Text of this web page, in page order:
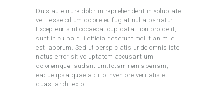
Duis aute irure dolor in reprehenderit in voluptate
velit esse cillum dolore eu fugiat nulla pariatur.
Excepteur sint occaecat cupidatat non proident,
sunt in culpa qui officia deserunt mollit anim id
est laborum. Sed ut perspiciatis unde omnis iste
natus error sit voluptatem accusantium
doloremque laudantium.Totam rem aperiam,
eaque ipsa quae ab illo inventore veritatis et
quasi architecto.